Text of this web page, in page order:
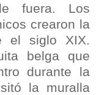
fuera. Los
crearon la
el siglo XIX.
belga que
durante la
la muralla